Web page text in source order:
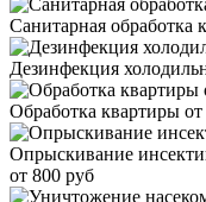
Санитарная обработка
Дезинфекция
Обработка квартиры
Опрыскивание
от 800 руб